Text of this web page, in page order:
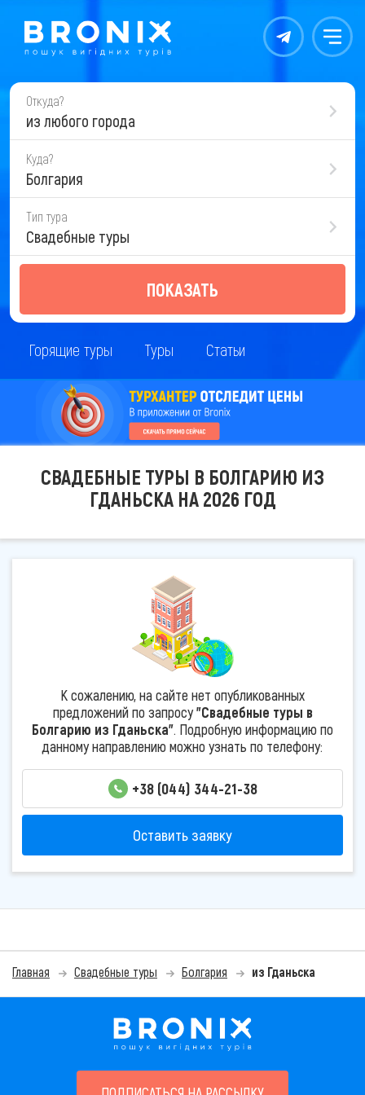
Контакты Меню
Откуда?
из любого города
Куда?
Болгария
Тип тура
Свадебные туры
ПОКАЗАТЬ
Горящие туры Туры Статьи
СВАДЕБНЫЕ ТУРЫ В БОЛГАРИЮ ИЗ
ГДАНЬСКА НА 2026 ГОД
К сожалению, на сайте нет опубликованных
предложений по запросу"Свадебные туры в
Болгарию из Гданьска". Подробную информацию по
данному направлению можно узнать по телефону:
+38 (044) 344-21-38
Оставить заявку
Главная Свадебные туры Болгария из Гданьска